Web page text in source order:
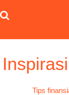
to
Tips